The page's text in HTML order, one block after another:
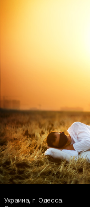
Украина, г. Одесса.